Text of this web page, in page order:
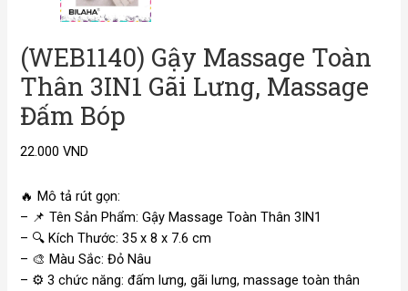
(WEB1140) Gậy Massage Toàn
Thân 3IN1 Gãi Lưng, Massage
Đấm Bóp
22.000VND
🔥 Mô tả rút gọn:
– 📌 Tên Sản Phẩm: Gậy Massage Toàn Thân 3IN1
– 🔍 Kích Thước: 35 x 8 x 7.6 cm
– 🎨 Màu Sắc: Đỏ Nâu
– ⚙️ 3 chức năng: đấm lưng, gãi lưng, massage toàn thân